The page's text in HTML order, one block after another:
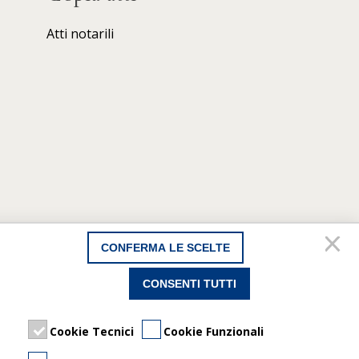
Atti notarili
CONFERMA LE SCELTE
CONSENTI TUTTI
Cookie Tecnici Cookie Funzionali